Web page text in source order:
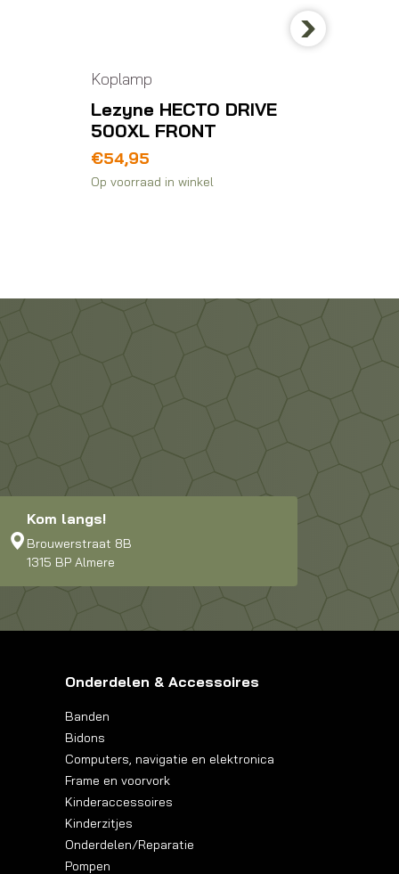
Koplamp
Lezyne HECTO DRIVE
500XL FRONT
€54,95
Op voorraad in winkel
Kom langs!
Brouwerstraat 8B
1315 BP Almere
Onderdelen & Accessoires
Banden
Bidons
Computers, navigatie en elektronica
Frame en voorvork
Kinderaccessoires
Kinderzitjes
Onderdelen/Reparatie
Pompen